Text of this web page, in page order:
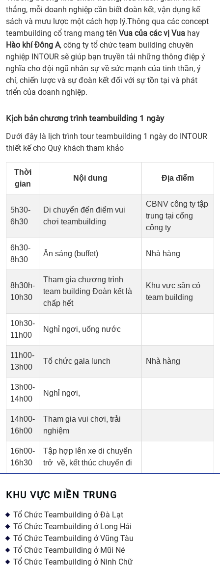
thắng, mỗi doanh nghiệp cần biết đoàn kết, vận dụng kế
sách và mưu lược một cách hợp lý.Thông qua các concept
teambuilding cổ trang mang tên Vua của các vị Vua hay
Hào khí Đông A, công ty tổ chức team building chuyên
nghiệp INTOUR sẽ giúp bạn truyền tải những thông điệp ý
nghĩa cho đội ngũ nhân sự về sức mạnh của tinh thần, ý
chí, chiến lược và sự đoàn kết đối với sự tồn tại và phát
triển của doanh nghiệp.
Kịch bản chương trình teambuilding 1 ngày
Dưới đây là lịch trình tour teambuilding 1 ngày do INTOUR
thiết kế cho Quý khách tham khảo
Thời
gian
Nội dung Địa điểm
5h30-
6h30
Di chuyển đến điểm vui
chơi teambuilding
CBNV công ty tập
trung tại cổng
công ty
6h30-
8h30
Ăn sáng (buffet) Nhà hàng
8h30h-
10h30
Tham gia chương trình
team building Đoàn kết là
chấp hết
Khu vực sân cỏ
team building
10h30-
11h00
Nghỉ ngơi, uống nước
11h00-
13h00
Tổ chức gala lunch Nhà hàng
13h00-
14h00
Nghỉ ngơi,
14h00-
16h00
Tham gia vui chơi, trải
nghiệm
16h00-
16h30
Tập hợp lên xe di chuyển
trở về, kết thúc chuyến đi
KHU VỰC MIỀN TRUNG
Tổ Chức Teambuilding ở Đà Lạt
Tổ Chức Teambuilding ở Long Hải
Tổ Chức Teambuilding ở Vũng Tàu
Tổ Chức Teambuilding ở Mũi Né
Tổ Chức Teambuilding ở Ninh Chữ